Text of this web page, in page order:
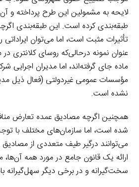
لایحه به مشمولین این طرح پرداخته و
طبقه‌بندی کرده است. این طبقه‌بندی
تأثیرات مثبت است، اما می‌توان ایراداتی
عنوان نمونه درحالی‌که روسای کلانتری
ماده جای گرفته‌اند، اما مدیران اجرایی
مؤسسات عمومی غیردولتی (فعال ذیل
نشده است.
همچنین اگرچه مصادیق عمده تعارض
شده است، اما سازمان‌های مختلف با
می‌توانند درگیر طیف متعددی از
ارائه یک قانون جامع در مورد همه آن‌ها،
سخت‌گیرانه و در برخی دیگر سهل‌گیرانه